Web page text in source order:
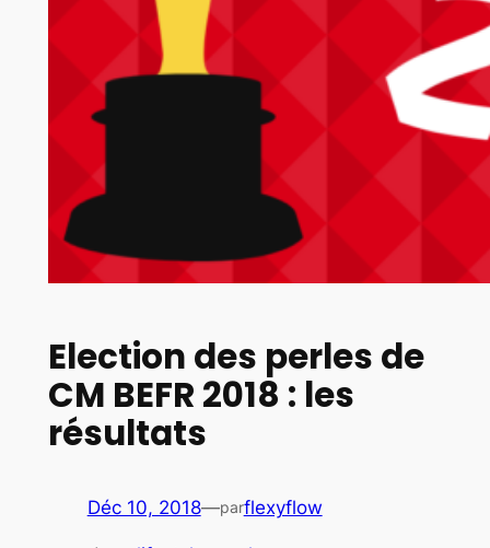
Election des perles de
CM BEFR 2018 : les
résultats
Déc 10, 2018—parflexyflow